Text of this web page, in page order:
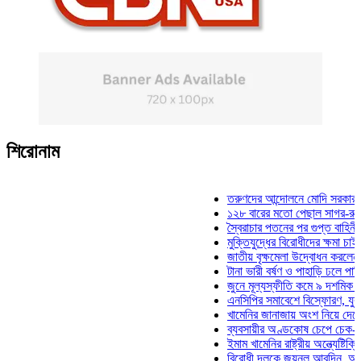
শিরোনাম
তরুণদের আন্দোলনে মোদি সরকার দুর্বল
১২৮ বারের মতো পেছাল সাগর-রুনি
স্বৈরাচার পতনের পর গুপ্ত বাহিনীর
মুক্তিযুদ্ধের বিরোধীদের ক্ষমা চাইতে
জাতীয় বৃক্ষমেলা উদ্বোধন করলেন
টানা ভারী বর্ষণ ও পাহাড়ি ঢলে পানিবন্দি
জুনে মূল্যস্ফীতি কমে ৯ দশমিক ১৬
এনসিপির সমাবেশে বিস্ফোরণ, যুবলীগের
খামেনির জানাজায় অংশ নিয়ে দেশে
ব্যবসায়ীর অণ্ডকোষ চেপে চেক-
ইমাম খামেনির রাষ্ট্রীয়
বিরোধী দলকে জয়নুল আবদিন, আপনারা